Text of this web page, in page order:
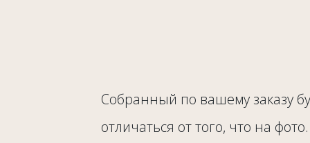
Собранный по вашему заказу
отличаться от того, что на